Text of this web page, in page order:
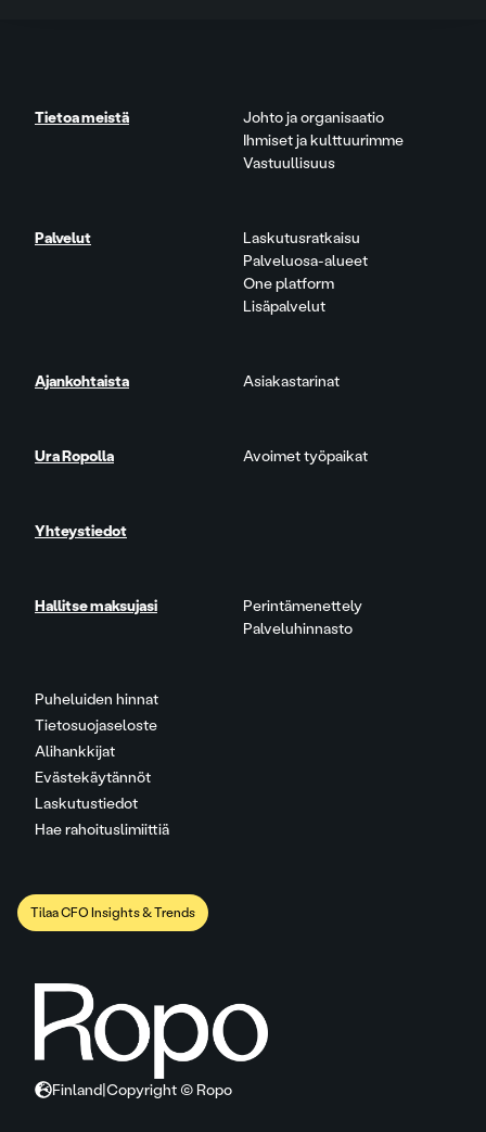
Puheluiden hinnat
Tietosuojaseloste
Alihankkijat
Evästekäytännöt
Laskutustiedot
Hae rahoituslimiittiä
Tietoa meistä
Johto ja organisaatio
Ihmiset ja kulttuurimme
Vastuullisuus
Palvelut
Laskutusratkaisu
Palveluosa-alueet
One platform
Lisäpalvelut
Ajankohtaista Asiakastarinat
Ura Ropolla Avoimet työpaikat
Yhteystiedot
Hallitse maksujasi
Perintämenettely
Palveluhinnasto
Tilaa CFO Insights & Trends
Finland Copyright © Ropo